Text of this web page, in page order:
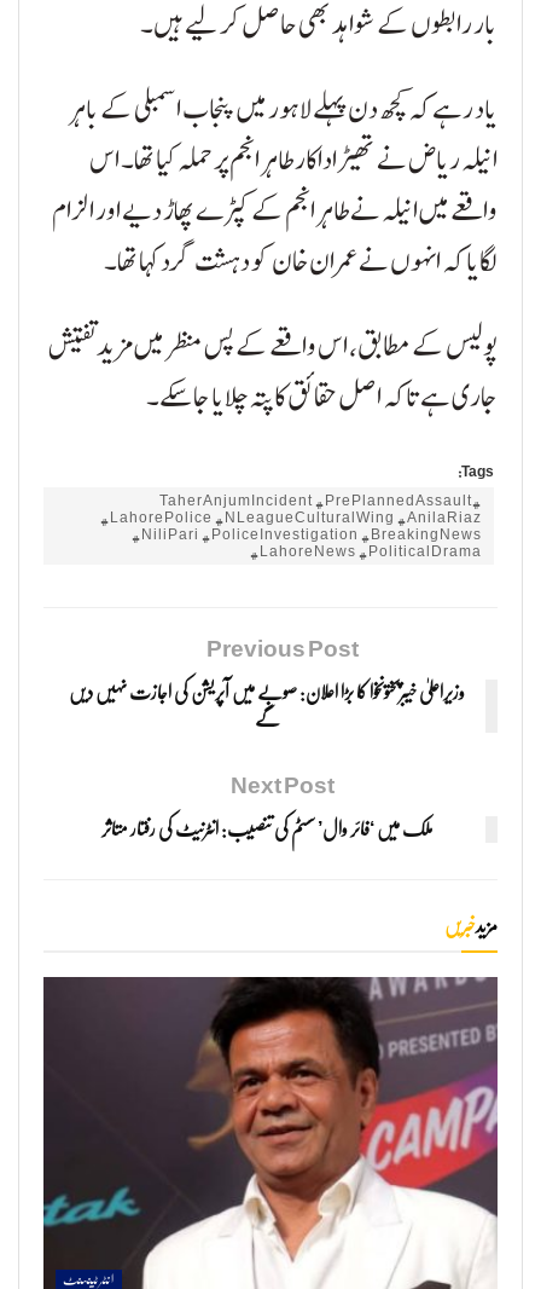
بار رابطوں کے شواہد بھی حاصل کر لیے ہیں۔
یاد رہے کہ کچھ دن پہلے لاہور میں پنجاب اسمبلی کے باہر
انیلہ ریاض نے تھیٹر اداکار طاہر انجم پر حملہ کیا تھا۔ اس
واقعے میں انیلہ نے طاہر انجم کے کپڑے پھاڑ دیے اور الزام
لگایا کہ انہوں نے عمران خان کو دہشت گرد کہا تھا۔
پولیس کے مطابق، اس واقعے کے پس منظر میں مزید تفتیش
جاری ہے تاکہ اصل حقائق کا پتہ چلایا جا سکے۔
Tags:
#TaherAnjumIncident #PrePlannedAssault
#LahorePolice #NLeagueCulturalWing #AnilaRiaz
#NiliPari #PoliceInvestigation #BreakingNews
#LahoreNews #PoliticalDrama
Previous Post
وزیراعلیٰ خیبرپختونخوا کا بڑا اعلان: صوبے میں آپریشن کی اجازت نہیں دیں
گے
Next Post
ملک میں ‘فائر وال’ سسٹم کی تنصیب: انٹرنیٹ کی رفتار متاثر
مزیدخبریں
انٹرٹینمنٹ